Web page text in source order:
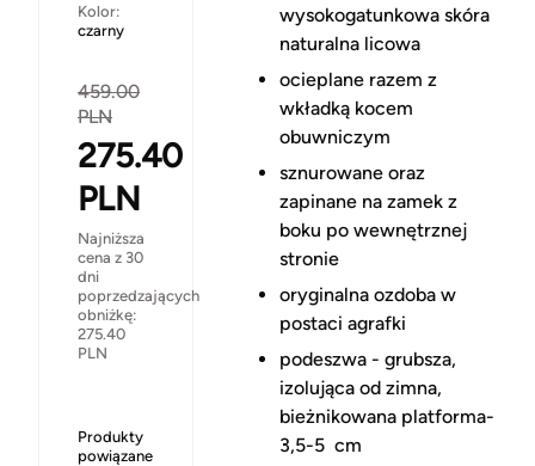
Kolor:
czarny
459.00
PLN
275.40
PLN
Najniższa
cena z 30
dni
poprzedzających
obniżkę:
275.40
PLN
Produkty
powiązane
wysokogatunkowa skóra
naturalna licowa
ocieplane razem z
wkładką kocem
obuwniczym
sznurowane oraz
zapinane na zamek z
boku po wewnętrznej
stronie
oryginalna ozdoba w
postaci agrafki
podeszwa - grubsza,
izolująca od zimna,
bieżnikowana platforma-
3,5-5 cm